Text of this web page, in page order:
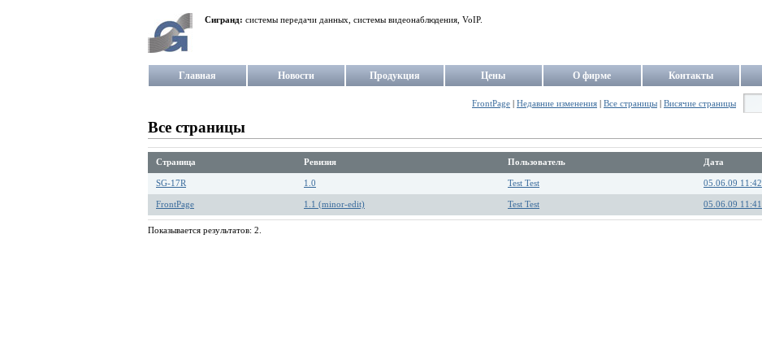
Сигранд: системы передачи данных, системы видеонаблюдения, VoIP.
Главная Новости Продукция Цены О фирме Контакты
FrontPage Недавние изменения Все страницы Висячие страницы
Все страницы
Страница Ревизия Пользователь Дата
SG-17R 1.0 Test Test 05.06.09 11:42
FrontPage 1.1 (minor-edit) Test Test 05.06.09 11:41
Показывается результатов: 2.